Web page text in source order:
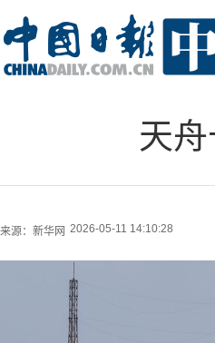
天
来源： 新华网 2026-05-11 14:10:28